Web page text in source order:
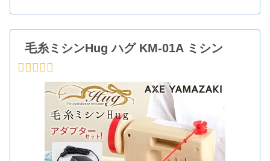
毛糸ミシンHug ハグ KM-01A ミシン